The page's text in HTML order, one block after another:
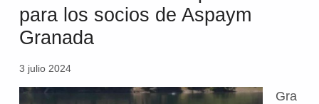
para los socios de Aspaym
Granada
3 julio 2024
Gra